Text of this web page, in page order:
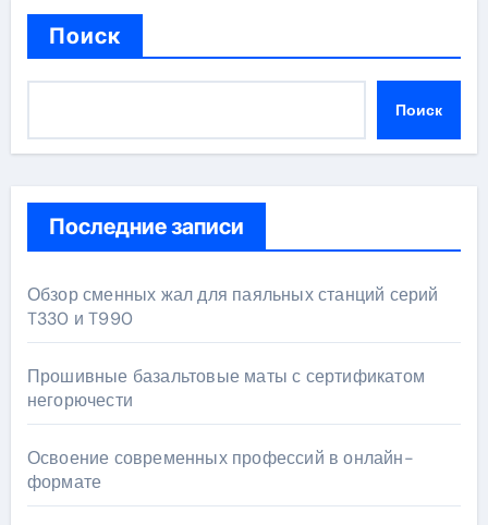
Поиск
Поиск
Последние записи
Обзор сменных жал для паяльных станций серий
T330 и T990
Прошивные базальтовые маты с сертификатом
негорючести
Освоение современных профессий в онлайн-
формате